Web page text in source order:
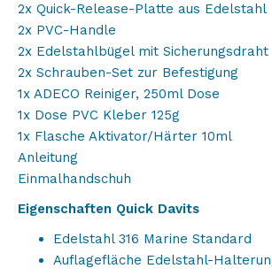
2x Quick-Release-Platte aus Edelstahl
2x PVC-Handle
2x Edelstahlbügel mit Sicherungsdraht
2x Schrauben-Set zur Befestigung
1x ADECO Reiniger, 250ml Dose
1x Dose PVC Kleber 125g
1x Flasche Aktivator/Härter 10ml
Anleitung
Einmalhandschuh
Eigenschaften Quick Davits
Edelstahl 316 Marine Standard
Auflagefläche Edelstahl-